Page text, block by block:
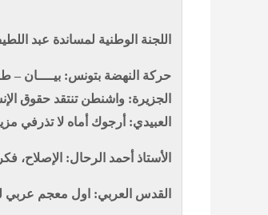
اللجنة الوطنية لمساندة عبد
حركة النهضة بتونس: بيــــان –
الجزيرة: واشنطن تنتقد حقوق
العبيدي: أرجوك أماه لا تذرفي
الأستاذ أحمد الرحال: الإصلاح،
القدس العربي: اول معجم عربي للماركسية: – 81 مؤلفاً و28 مترجما